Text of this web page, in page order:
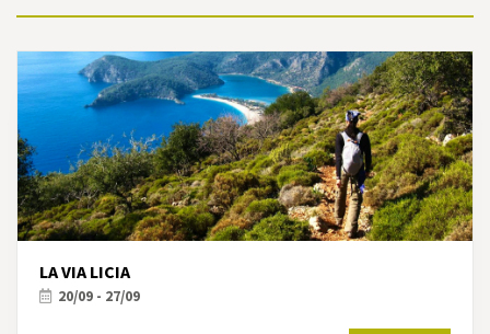
LA VIA LICIA
20/09 - 27/09